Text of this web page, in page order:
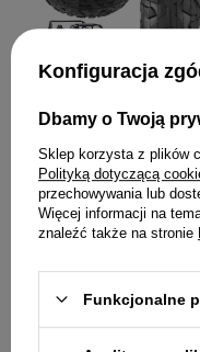
pojazdu Buggy A032
146,26 zł
Konfiguracja
Dbamy o Twoją
Sklep korzysta z plików
Polityką dotyczącą
przechowywania lub
Więcej informacji na
znaleźć także na stronie
Funkcjonalne